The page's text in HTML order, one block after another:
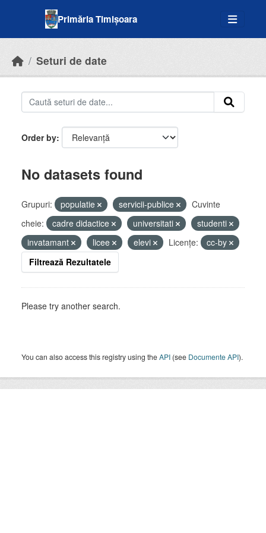
Primăria Timișoara
Seturi de date
Order by
No datasets found
Grupuri: populatie servicii-publice
Cuvinte
cheie:
cadre didactice universitati
studenti
invatamant
licee elevi Licenţe:
cc-by
Filtrează Rezultatele
Please try another search.
You can also access this registry using theAPI (see Documente API).